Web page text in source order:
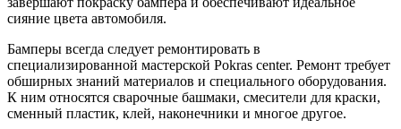
сияние цвета автомобиля.
Бамперы всегда следует ремонтировать в
специализированной мастерской Pokras center. Ремонт требует
обширных знаний материалов и специального оборудования.
К ним относятся сварочные башмаки, смесители для краски,
сменный пластик, клей, наконечники и многое другое.